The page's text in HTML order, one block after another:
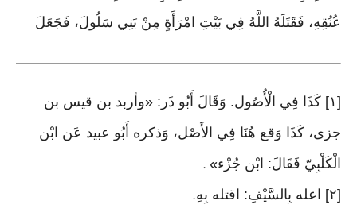
عُنُقِهِ، فَقَتَلَهُ اللَّهُ فِي بَيْتِ امْرَأَةٍ مِنْ بَنِي سَلُولَ، فَجَعَلَ
[١] كَذَا فِي الْأُصُول. وَقَالَ أَبُو ذَر: «وأربد بن قيس بن
جزى، كَذَا وَقع هُنَا فِي الأَصْل، وَذكره أَبُو عبيد عَن ابْن
الْكَلْبِيّ فَقَالَ: ابْن جُزْء» .
[٢] اعله بِالسَّيْفِ: اقتله بِهِ .